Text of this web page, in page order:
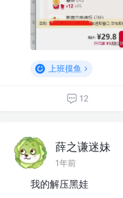
上班摸鱼
12
薛之谦迷妹
1年前
我的解压黑娃